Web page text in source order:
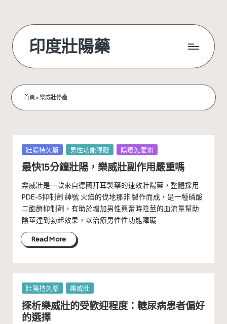
content
印度壯陽藥
首頁»樂威壯停產
Posted
in
壯陽持久藥 男性功能障礙 陽痿怎麼辦
最快15分鐘壯陽，樂威壯副作用嚴重嗎
樂威壯是一款來自德國拜耳製藥的速效壯陽藥，整體採用
PDE-5抑制劑 綽號 火焰的伐地那非 製作而成，是一種磷酸
二酯酶抑制劑，有助於增加男性興奮時陰莖的血流量幫助
陰莖達到勃起效果，以治療男性性功能障礙
Read More
Posted
in
壯陽持久藥 樂威壯
探析樂威壯的受歡迎程度：糖尿病患者偏好
的選擇